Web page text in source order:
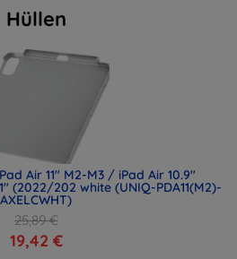
Hüllen
Air 11" M2-M3 / iPad Air 10.9"
(2022/202 white (UNIQ-PDA11(M2)-
AXELCWHT)
25,89 €
19,42 €